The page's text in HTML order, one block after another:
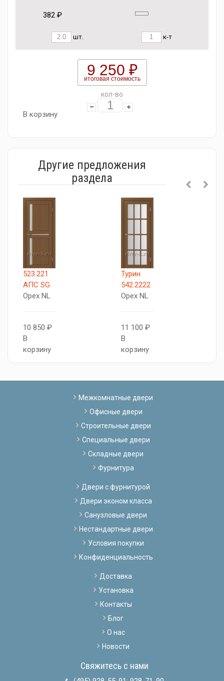
382 ₽
шт. к-т
9 250 ₽
итоговая стоимость
кол-во
В корзину
Другие предложения
раздела
523.221
АПC SG
Орех NL
10 850 ₽
В
корзину
Турин
542.2222
Орех NL
11 100 ₽
В
корзину
Межкомнатные двери
Офисные двери
Строительные двери
Специальные двери
Складные двери
Фурнитура
Двери с фурнитурой
Двери эконом класса
Санузловые двери
Нестандартные двери
Условия покупки
Конфиденциальность
Доставка
Установка
Контакты
Блог
О нас
Новости
Свяжитесь с нами